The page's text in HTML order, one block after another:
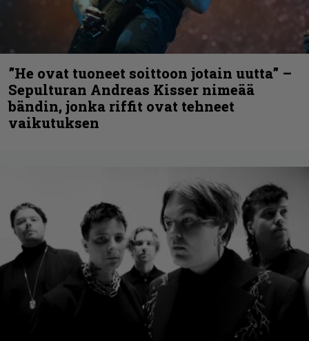
”He ovat tuoneet soittoon jotain uutta” –
Sepulturan Andreas Kisser nimeää
bändin, jonka riffit ovat tehneet
vaikutuksen